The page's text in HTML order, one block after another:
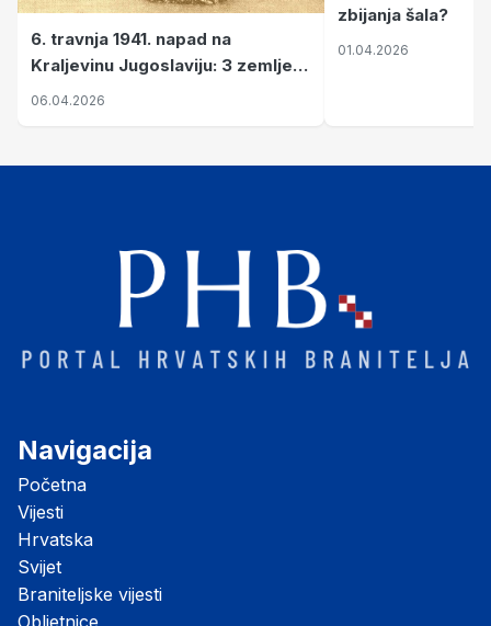
6. travnja 1941. napad na
Kraljevinu Jugoslaviju: 3 zemlje
nastale njenim raspadom
06.04.2026
zbijanja šala?
01.04.2026
Navigacija
Početna
Vijesti
Hrvatska
Svijet
Braniteljske vijesti